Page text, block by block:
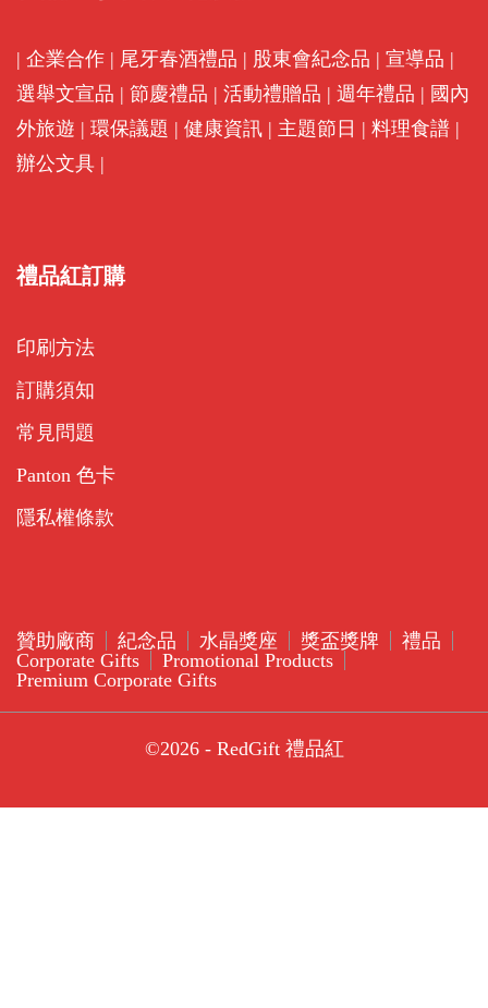
| 企業合作 | 尾牙春酒禮品 | 股東會紀念品 | 宣導品 |
選舉文宣品 | 節慶禮品 | 活動禮贈品 | 週年禮品 | 國內
外旅遊 | 環保議題 | 健康資訊 | 主題節日 | 料理食譜 |
辦公文具 |
禮品紅訂購
印刷方法
訂購須知
常見問題
Panton 色卡
隱私權條款
贊助廠商 紀念品 水晶獎座 獎盃獎牌
禮品
Corporate Gifts
Promotional Products
Premium Corporate Gifts
©2026 - RedGift 禮品紅